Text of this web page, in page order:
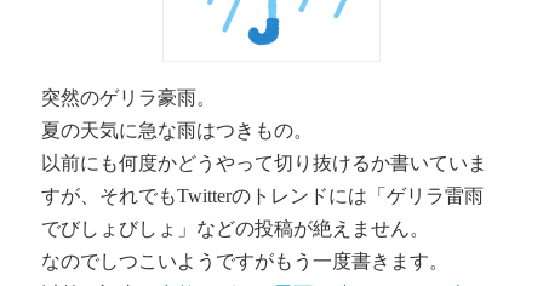
突然のゲリラ豪雨。
夏の天気に急な雨はつきもの。
以前にも何度かどうやって切り抜けるか書いていま
すが、それでもTwitterのトレンドには「ゲリラ雷雨
でびしょびしょ」などの投稿が絶えません。
なのでしつこいようですがもう一度書きます。